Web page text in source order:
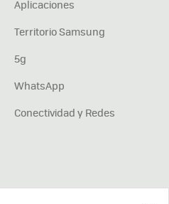
Aplicaciones
Territorio Samsung
5g
WhatsApp
Conectividad y Redes